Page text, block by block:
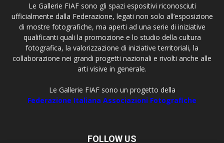
Le Gallerie FIAF sono gli spazi espositivi riconosciuti
ufficialmente dalla Federazione, legati non solo all’esposizione
di mostre fotografiche, ma aperti ad una serie di iniziative
qualificanti quali la promozione e lo studio della cultura
fotografica, la valorizzazione di iniziative territoriali, la
collaborazione nei grandi progetti nazionali e rivolti anche alle
arti visive in generale.
Le Gallerie FIAF sono un progetto della
Federazione Italiana Associazioni Fotografiche
FOLLOW US